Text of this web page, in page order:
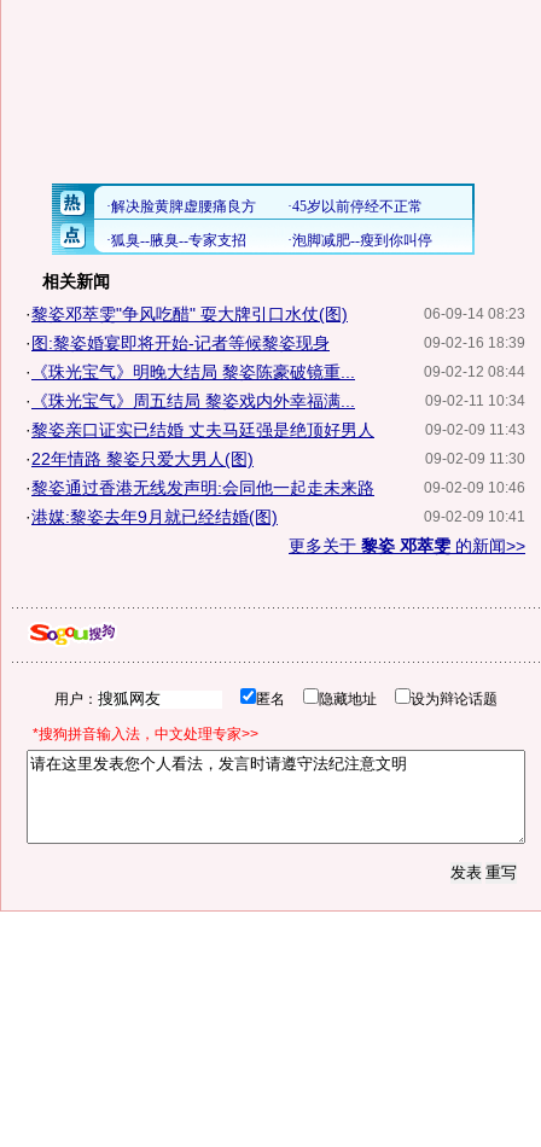
相关新闻
06-09-14 08:23
·黎姿邓萃雯"争风吃醋" 耍大牌引口水仗(图)
09-02-16 18:39
·图:黎姿婚宴即将开始-记者等候黎姿现身
09-02-12 08:44
· 《珠光宝气》明晚大结局 黎姿陈豪破镜重...
09-02-11 10:34
· 《珠光宝气》周五结局 黎姿戏内外幸福满...
09-02-09 11:43
·黎姿亲口证实已结婚 丈夫马廷强是绝顶好男人
09-02-09 11:30
·22年情路 黎姿只爱大男人(图)
09-02-09 10:46
·黎姿通过香港无线发声明:会同他一起走未来路
09-02-09 10:41
·港媒:黎姿去年9月就已经结婚(图)
更多关于 黎姿 邓萃雯 的新闻>>
用户： 匿名 隐藏地址 设为辩论话题
*搜狗拼音输入法，中文处理专家>>